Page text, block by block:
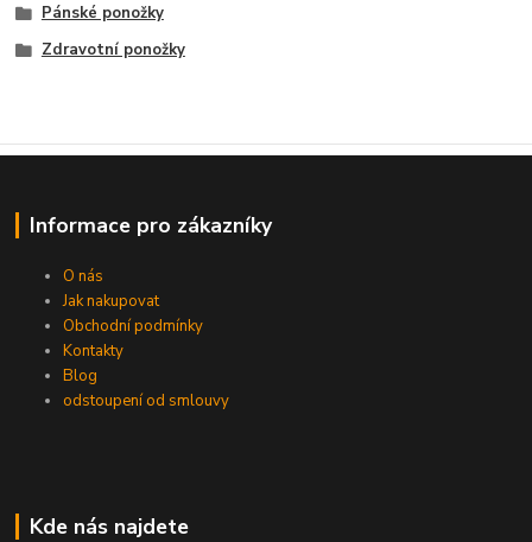
Pánské ponožky
Zdravotní ponožky
Informace pro zákazníky
O nás
Jak nakupovat
Obchodní podmínky
Kontakty
Blog
odstoupení od smlouvy
Kde nás najdete